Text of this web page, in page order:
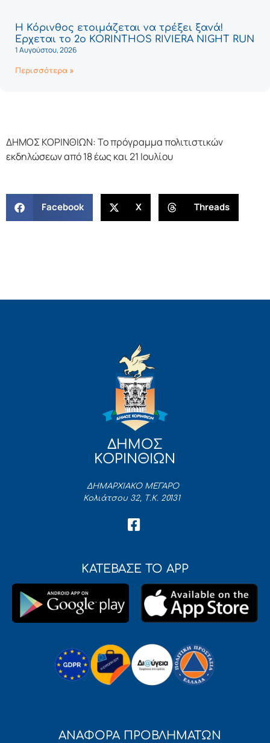
Η Κόρινθος ετοιμάζεται να τρέξει ξανά!
Έρχεται το 2ο KORINTHOS RIVIERA NIGHT RUN
1 Αυγούστου, 2026
Περισσότερα »
ΔΗΜΟΣ ΚΟΡΙΝΘΙΩΝ: To πρόγραμμα πολιτιστικών
εκδηλώσεων από 18 έως και 21 Ιουλίου
Facebook X Threads
ΔΗΜΟΣ
ΚΟΡΙΝΘΙΩΝ
ΔΗΜΑΡΧΙΑΚΟ ΜΕΓΑΡΟ
Κολιάτσου 32, Τ.Κ. 20131
ΚΑΤΕΒΑΣΕ ΤΟ APP
ΑΝΑΦΟΡΑ ΠΡΟΒΛΗΜΑΤΩΝ